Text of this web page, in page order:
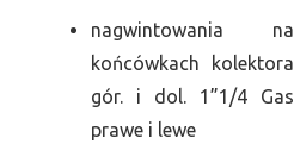
nagwintowania na
końcówkach kolektora
gór. i dol. 1”1/4 Gas
prawe i lewe